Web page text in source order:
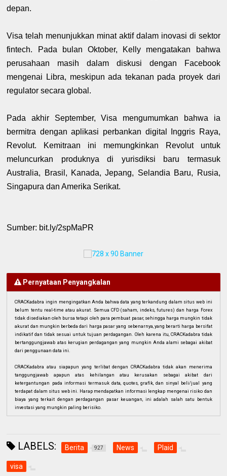
depan.
Visa telah menunjukkan minat aktif dalam inovasi di sektor
fintech. Pada bulan Oktober, Kelly mengatakan bahwa
perusahaan masih dalam diskusi dengan Facebook
mengenai Libra, meskipun ada tekanan pada proyek dari
regulator secara global.
Pada akhir September, Visa mengumumkan bahwa ia
bermitra dengan aplikasi perbankan digital Inggris Raya,
Revolut. Kemitraan ini memungkinkan Revolut untuk
meluncurkan produknya di yurisdiksi baru termasuk
Australia, Brasil, Kanada, Jepang, Selandia Baru, Rusia,
Singapura dan Amerika Serikat.
Sumber: bit.ly/2spMaPR
Pernyataan Penyangkalan
CRACKadabra ingin mengingatkan Anda bahwa data yang terkandung dalam situs web ini
belum tentu real-time atau akurat. Semua CFD (saham, indeks, futures) dan harga Forex
tidak disediakan oleh bursa tetapi oleh para pembuat pasar, sehingga harga mungkin tidak
akurat dan mungkin berbeda dari harga pasar yang sebenarnya, yang berarti harga bersifat
indikatif dan tidak sesuai untuk tujuan perdagangan. Oleh karena itu, CRACKadabra tidak
bertanggungjawab atas kerugian perdagangan yang mungkin Anda alami sebagai akibat
dari penggunaan data ini.
CRACKadabra atau siapapun yang terlibat dengan CRACKadabra tidak akan menerima
tanggungjawab apapun atas kehilangan atau kerusakan sebagai akibat dari
ketergantungan pada informasi termasuk data, quotes, grafik, dan sinyal beli/jual yang
terdapat dalam situs web ini. Harap mendapatkan informasi lengkap mengenai risiko dan
biaya yang terkait dengan perdagangan pasar keuangan, ini adalah salah satu bentuk
investasi yang mungkin paling berisiko.
LABELS: Berita 927 News Plaid
visa